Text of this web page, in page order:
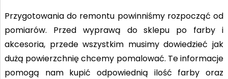
Przygotowania do remontu powinniśmy rozpocząć od
pomiarów. Przed wyprawą do sklepu po farby i
akcesoria, przede wszystkim musimy dowiedzieć jak
dużą powierzchnię chcemy pomalować. Te informacje
pomogą nam kupić odpowiednią ilość farby oraz